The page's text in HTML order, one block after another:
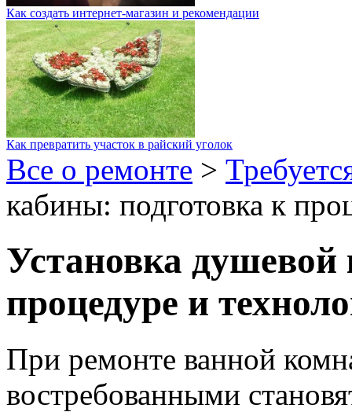
Как создать интернет-магазин и рекомендации
Как превратить участок в райский уголок
Все о ремонте >
кабины: подготовка к
Установка душевой
процедуре и
При ремонте ванной
востребованными